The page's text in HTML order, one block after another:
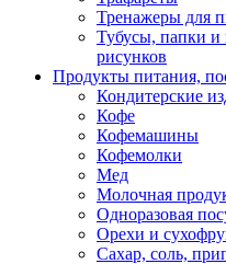
Тренажеры для
Тубусы, папки и
рисунков
Продукты питания,
Кондитерские
Кофе
Кофемашины
Кофемолки
Мед
Молочная
Одноразовая
Орехи и
Сахар, соль,